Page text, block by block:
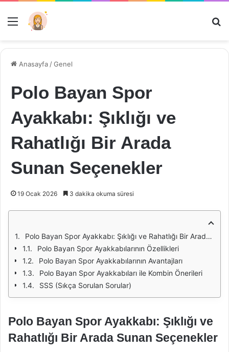
Menü
Anasayfa /Genel
Polo Bayan Spor
Ayakkabı: Şıklığı ve
Rahatlığı Bir Arada
Sunan Seçenekler
19 Ocak 2026 3 dakika okuma süresi
Polo Bayan Spor Ayakkabı: Şıklığı ve Rahatlığı Bir Arada Sunan Seçenekler
Polo Bayan Spor Ayakkabılarının Özellikleri
Polo Bayan Spor Ayakkabılarının Avantajları
Polo Bayan Spor Ayakkabıları ile Kombin Önerileri
SSS (Sıkça Sorulan Sorular)
Polo Bayan Spor Ayakkabı: Şıklığı ve
Rahatlığı Bir Arada Sunan Seçenekler